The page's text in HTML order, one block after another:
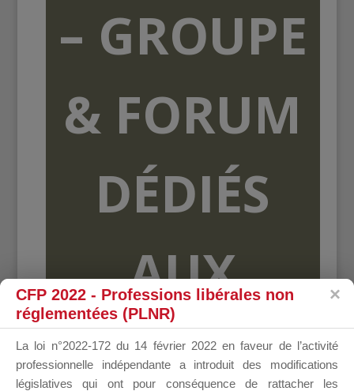
– GROUPE
& FORUM
DÉDIÉS
AUX
CFP 2022 - Professions libérales non
réglementées (PLNR)
La loi n°2022-172 du 14 février 2022 en faveur de l’activité
professionnelle indépendante a introduit des modifications
législatives qui ont pour conséquence de rattacher les